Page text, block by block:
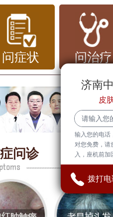
）感染引起的
现，如手部、脚底
是良性的，但在外
。
疣的症状主要表现
浅的小疙瘩，有
不会引起疼痛，但
在暴露部位，如手
中研皮肤科医院
平疣的服务。该医
问症状 问治疗
问诊
济南
皮
输入您的电话
对您免费，请
入，座机前加
拨打电